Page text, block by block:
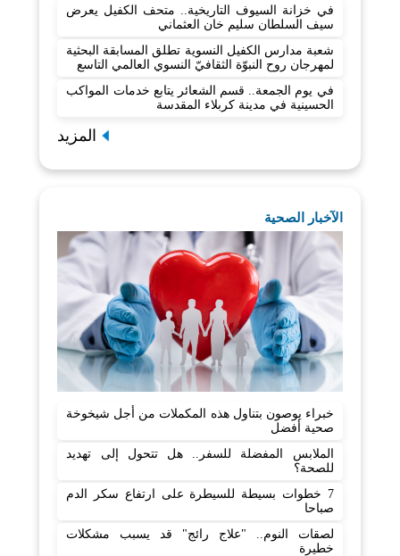
في خزانة السيوف التاريخية.. متحف الكفيل يعرض
سيف السلطان سليم خان العثماني
شعبة مدارس الكفيل النسوية تطلق المسابقة البحثية
لمهرجان روح النبوّة الثقافيّ النسوي العالمي التاسع
في يوم الجمعة.. قسم الشعائر يتابع خدمات المواكب
الحسينية في مدينة كربلاء المقدسة
المزيد
الآخبار الصحية
خبراء يوصون بتناول هذه المكملات من أجل شيخوخة
صحية أفضل
الملابس المفضلة للسفر.. هل تتحول إلى تهديد
للصحة؟
7 خطوات بسيطة للسيطرة على ارتفاع سكر الدم
صباحا
لصقات النوم.. "علاج رائج" قد يسبب مشكلات
خطيرة